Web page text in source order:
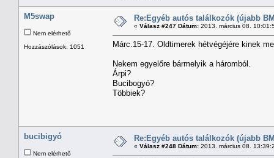
M5swap
Nem elérhető
Hozzászólások: 1051
Re:Egyéb autós találkozók (újabb
« Válasz #247 Dátum: 2013. március 08.
Márc.15-17. Oldtimerek hétvégéjére kinek
Nekem egyelőre bármelyik a háromból.
Árpi?
Bucibogyó?
Többiek?
bucibigyó
Nem elérhető
Re:Egyéb autós találkozók (újabb
« Válasz #248 Dátum: 2013. március 08.